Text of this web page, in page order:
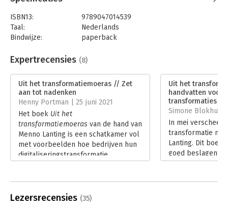
ISBN13:
9789047014539
Taal:
Nederlands
Bindwijze:
paperback
Uitgever:
Business Contact
Verschijningsdatum:
20-4-2021
Hoofdrubriek: Verandermanagement
Expertrecensies (8)
Uit het transformatiemoeras // Zet
aan tot nadenken
Henny Portman | 25 juni 2021
Het boek Uit het
transformatiemoeras van de hand van
Menno Lanting is een schatkamer vol
met voorbeelden hoe bedrijven hun
digitaliseringstransformatie
vijf faalfactoren zijn: Het ‘Red Queen
Uit het
handvatten voor
transformaties
Simone Blokhuis |
In mei verscheen
transformatie
Lanting. Dit
goed beslagen
valkuilen te
Lees verder
Lezersrecensies (35)